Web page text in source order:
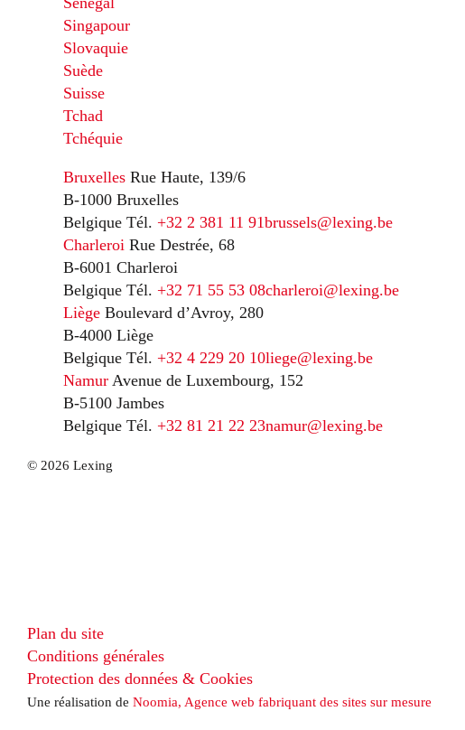
Singapour
Slovaquie
Suède
Suisse
Tchad
Tchéquie
Bruxelles Rue Haute, 139/6
B-1000 Bruxelles
Belgique Tél. +32 2 381 11 91brussels@lexing.be
Charleroi Rue Destrée, 68
B-6001 Charleroi
Belgique Tél. +32 71 55 53 08charleroi@lexing.be
Liège Boulevard d’Avroy, 280
B-4000 Liège
Belgique Tél. +32 4 229 20 10liege@lexing.be
Namur Avenue de Luxembourg, 152
B-5100 Jambes
Belgique Tél. +32 81 21 22 23namur@lexing.be
© 2026 Lexing
Plan du site
Conditions générales
Protection des données & Cookies
Une réalisation de Noomia, Agence web fabriquant des sites sur mesure